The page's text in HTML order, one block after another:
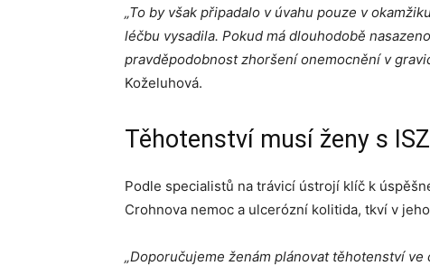
„To by však připadalo v úvahu pouze v
léčbu vysadila. Pokud má dlouhodobě
pravděpodobnost zhoršení onemocnění v
Koželuhová.
Těhotenství musí ženy s
Podle specialistů na trávicí ústrojí klíč k
Crohnova nemoc a ulcerózní kolitida, tkví v
„Doporučujeme ženám plánovat těhotenství